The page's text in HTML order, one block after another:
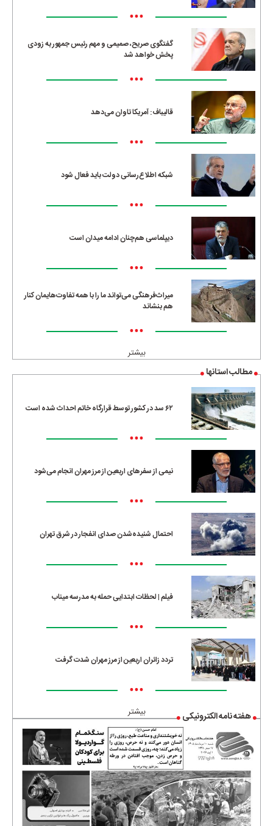
•••
گفتگوی صریح، صمیمی و مهم رئیس جمهور به زودی
پخش خواهد شد
•••
قالیباف: آمریکا تاوان می‌دهد
•••
شبکه اطلاع‌رسانی دولت باید فعال شود
•••
دیپلماسی هم‌چنان ادامه میدان است
•••
میراث‌فرهنگی می‌تواند ما را با همه تفاوت‌هایمان کنار
هم بنشاند
•••
بیشتر
مطالب استانها
۶۲ سد در کشور توسط قرارگاه خاتم احداث شده است
•••
نیمی از سفرهای اربعین از مرز مهران انجام می‌شود
•••
احتمال شنیده‌شدن صدای انفجار در شرق تهران
•••
فیلم | لحظات ابتدایی حمله به مدرسه میناب
•••
تردد زائران اربعین از مرز مهران شدت گرفت
•••
بیشتر هفته نامه الکترونیکی